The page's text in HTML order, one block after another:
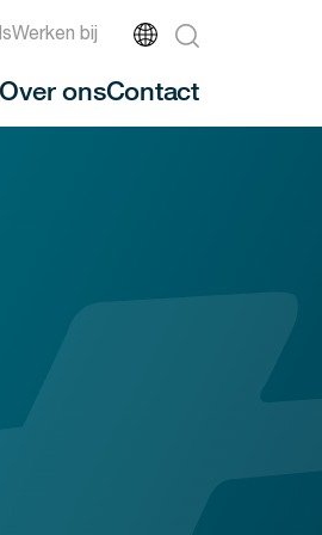
Werken bij
Over onsContact